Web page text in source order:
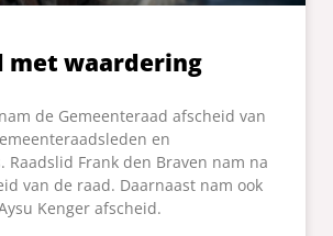
met waardering
de Gemeenteraad afscheid van
en
Raadslid Frank den Braven nam na
van de raad. Daarnaast nam ook
Kenger afscheid.